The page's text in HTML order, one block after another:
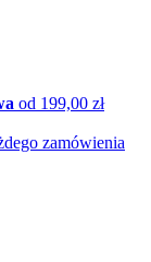
od 199,00 zł
zamówienia